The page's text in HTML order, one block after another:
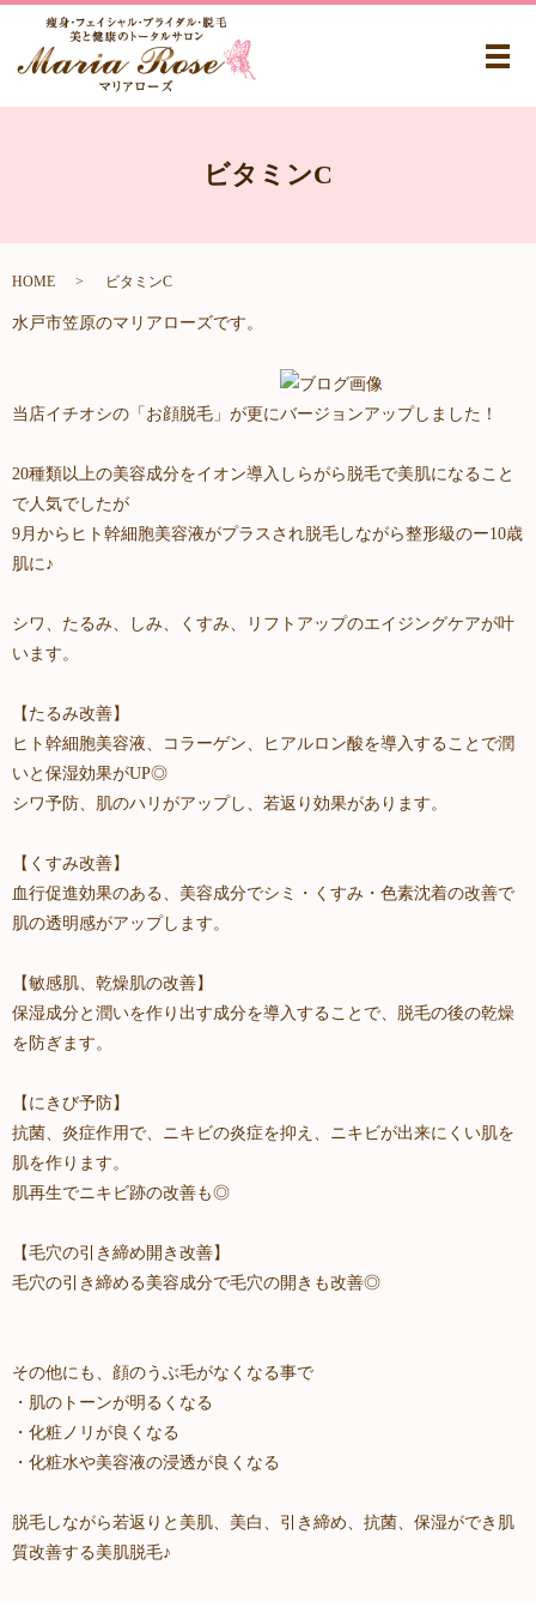
メ
ビタミンC
HOME ビタミンC
水戸市笠原のマリアローズです。
当店イチオシの「お顔脱毛」が更にバージョンアップしました！
20種類以上の美容成分をイオン導入しらがら脱毛で美肌になること
で人気でしたが
9月からヒト幹細胞美容液がプラスされ脱毛しながら整形級のー10歳
肌に♪
シワ、たるみ、しみ、くすみ、リフトアップのエイジングケアが叶
います。
【たるみ改善】
ヒト幹細胞美容液、コラーゲン、ヒアルロン酸を導入することで潤
いと保湿効果がUP◎
シワ予防、肌のハリがアップし、若返り効果があります。
【くすみ改善】
血行促進効果のある、美容成分でシミ・くすみ・色素沈着の改善で
肌の透明感がアップします。
【敏感肌、乾燥肌の改善】
保湿成分と潤いを作り出す成分を導入することで、脱毛の後の乾燥
を防ぎます。
【にきび予防】
抗菌、炎症作用で、ニキビの炎症を抑え、ニキビが出来にくい肌を
肌を作ります。
肌再生でニキビ跡の改善も◎
【毛穴の引き締め開き改善】
毛穴の引き締める美容成分で毛穴の開きも改善◎
その他にも、顔のうぶ毛がなくなる事で
・肌のトーンが明るくなる
・化粧ノリが良くなる
・化粧水や美容液の浸透が良くなる
脱毛しながら若返りと美肌、美白、引き締め、抗菌、保湿ができ肌
質改善する美肌脱毛♪